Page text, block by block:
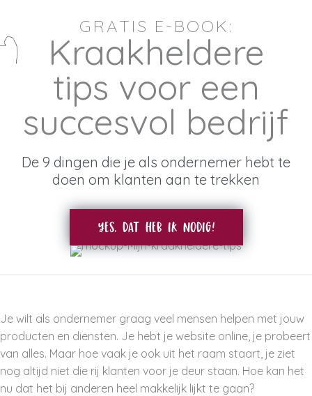
de
inhoud
GRATIS E-BOOK:
Kraakheldere
tips voor een
succesvol bedrijf
De 9 dingen die je als ondernemer hebt te
doen om klanten aan te trekken
YES, DAT HEB IK NODIG!
Je wilt als ondernemer graag veel mensen helpen met jouw
producten en diensten. Je hebt je website online, je probeert
van alles. Maar hoe vaak je ook uit het raam staart, je ziet
nog altijd niet die rij klanten voor je deur staan. Hoe kan het
nu dat het bij anderen heel makkelijk lijkt te gaan?